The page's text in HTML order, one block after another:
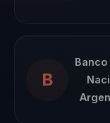
en el entorno
empresarial
B
Banco